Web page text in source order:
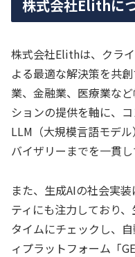
株式会社Elithに
株式会社Elithは、クラ
よる最適な解決策を共
業、金融業、医療業な
ションの提供を軸に、
LLM（大規模言語モデ
バイザリーまでを一貫し
また、生成AIの社会実
ティにも注力しており
タイムにチェックし、
ィプラットフォーム「